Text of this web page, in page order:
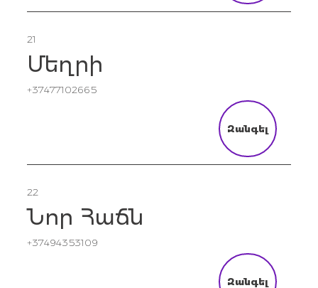
21
Մեղրի
+37477102665
Զանգել
22
Նոր Հաճն
+37494353109
Զանգել